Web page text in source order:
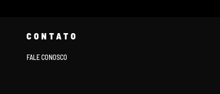
CONTATO
FALE CONOSCO